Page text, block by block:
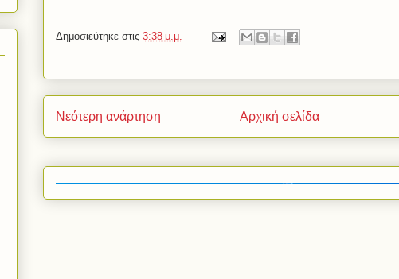
Δημοσιεύτηκε στις 3:38 μ.μ.
Νεότερη ανάρτηση Αρχική σελίδα